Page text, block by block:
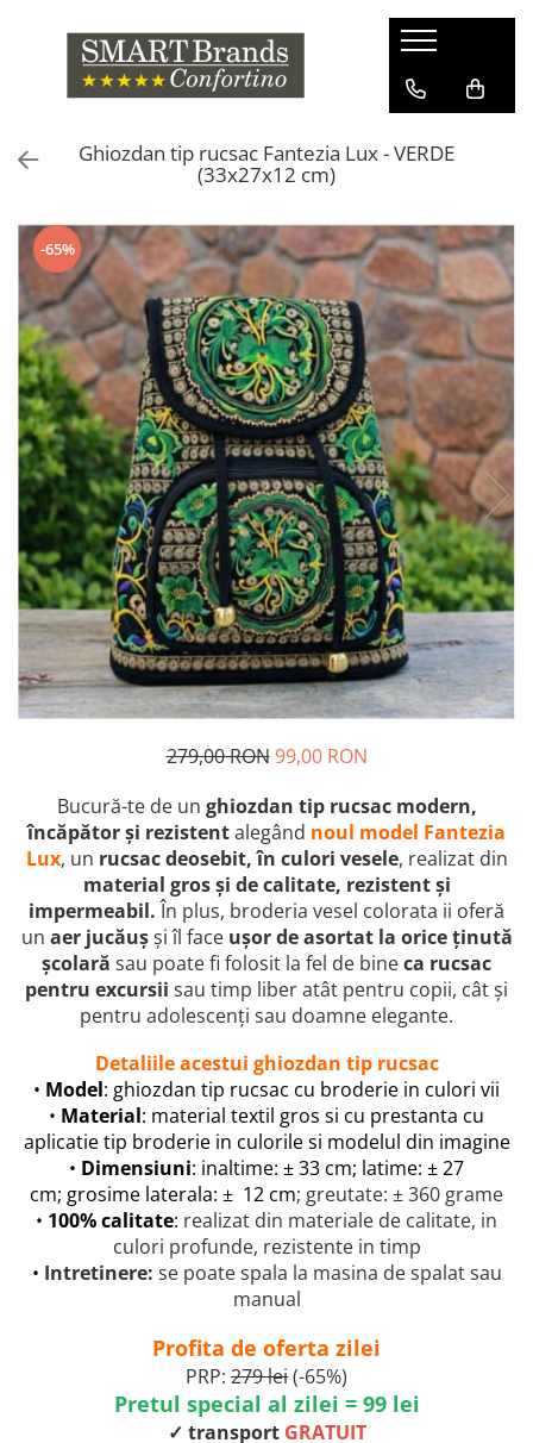
Ghiozdan tip rucsac Fantezia Lux - VERDE
(33x27x12 cm)
-65%
279,00 RON 99,00 RON
Bucură-te de un ghiozdan tip rucsac modern,
încăpător și rezistentalegând noul model Fantezia
Lux, un rucsac deosebit, în culori vesele, realizat din
material gros și de calitate, rezistent și
impermeabil.În plus, broderia vesel colorata ii oferă
un aer jucăușși îl faceușor de asortat la orice ținută
școlară sau poate fi folosit la fel de bineca rucsac
pentru excursii sau timp liber atât pentru copii, cât și
pentru adolescenți sau doamne elegante.
Detaliile acestui ghiozdan tip rucsac
• Model: ghiozdan tip rucsac cu broderie in culori vii
• Material: material textil gros si cu prestanta cu
aplicatie tip broderie in culorile si modelul din imagine
• Dimensiuni: inaltime: ± 33 cm; latime: ± 27
cm; grosime laterala: ± 12 cm; greutate: ± 360 grame
• 100% calitate: realizat din materiale de calitate, in
culori profunde, rezistente in timp
• Intretinere: se poate spala la masina de spalat sau
manual
Profita de oferta zilei
PRP: 279 lei(-65%)
Pretul special al zilei = 99 lei
✓ transport GRATUIT